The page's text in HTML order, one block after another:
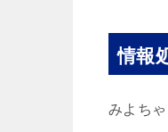
情報
みよち